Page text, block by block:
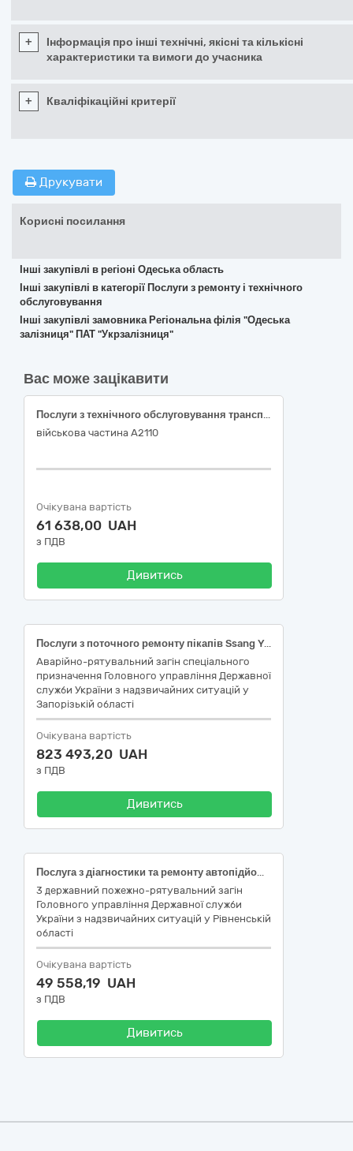
+
Інформація про інші технічні, якісні та кількісні
характеристики та вимоги до учасника
+ Кваліфікаційні критерії
Друкувати
Корисні посилання
Інші закупівлі в регіоні Одеська область
Інші закупівлі в категорії Послуги з ремонту і технічного
обслуговування
Інші закупівлі замовника Регіональна філія "Одеська
залізниця" ПАТ "Укрзалізниця"
Вас може зацікавити
Послуги з технічного обслуговування транспортних засобів спеціального призначення
військова частина А2110
Очікувана вартість
61 638,00 UAH
з ПДВ
Дивитись
Послуги з поточного ремонту пікапів Ssang Yong Musso Grand
Аварійно-рятувальний загін спеціального
призначення Головного управління Державної
служби України з надзвичайних ситуацій у
Запорізькій області
Очікувана вартість
823 493,20 UAH
з ПДВ
Дивитись
Послуга з діагностики та ремонту автопідйомника спеціального MAN E63 з установкою Bronto Skylift F32HDT
3 державний пожежно-рятувальний загін
Головного управління Державної служби
України з надзвичайних ситуацій у Рівненській
області
Очікувана вартість
49 558,19 UAH
з ПДВ
Дивитись